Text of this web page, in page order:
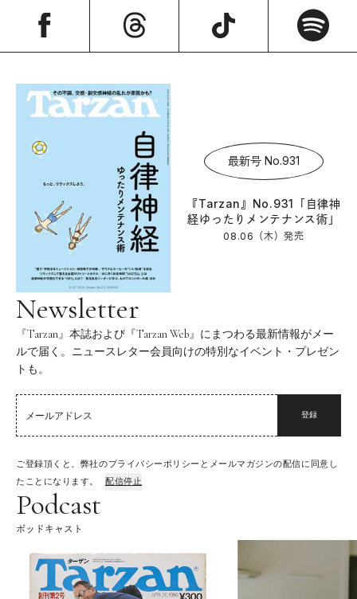
最新号 No.931
『Tarzan』No.931「自律神
経ゆったりメンテナンス術」
08.06（木）発売
Newsletter
『Tarzan』本誌および『Tarzan Web』にまつわる最新情報がメー
ルで届く。ニュースレター会員向けの特別なイベント・プレゼン
トも。
登録
ご登録頂くと、弊社のプライバシーポリシーとメールマガジンの配信に同意し
たことになります。
配信停止
Podcast
ポッドキャスト